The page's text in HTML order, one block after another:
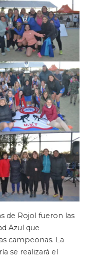
de Rojol fueron las
Azul que
campeonas. La
se realizará el